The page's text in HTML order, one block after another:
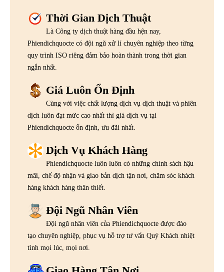
Thời Gian Dịch Thuật
Là Công ty dịch thuật hàng đầu hện nay,
Phiendichquocte có đội ngũ xử lí chuyên nghiệp theo từng
quy trình ISO riêng đảm bảo hoàn thành trong thời gian
ngắn nhất.
Giá Luôn Ổn Định
Cùng với việc chất lượng dịch vụ dịch thuật và phiên
dịch luôn đạt mức cao nhất thì giá dịch vụ tại
Phiendichquocte ổn định, ưu đãi nhất.
Dịch Vụ Khách Hàng
Phiendichquocte luôn luôn có những chính sách hậu
mãi, chế độ nhận và giao bản dịch tận nơi, chăm sóc khách
hàng khách hàng thân thiết.
Đội Ngũ Nhân Viên
Đội ngũ nhân viên của Phiendichquocte được đào
tạo chuyên nghiệp, phục vụ hỗ trợ tư vấn Quý Khách nhiệt
tình mọi lúc, mọi nơi.